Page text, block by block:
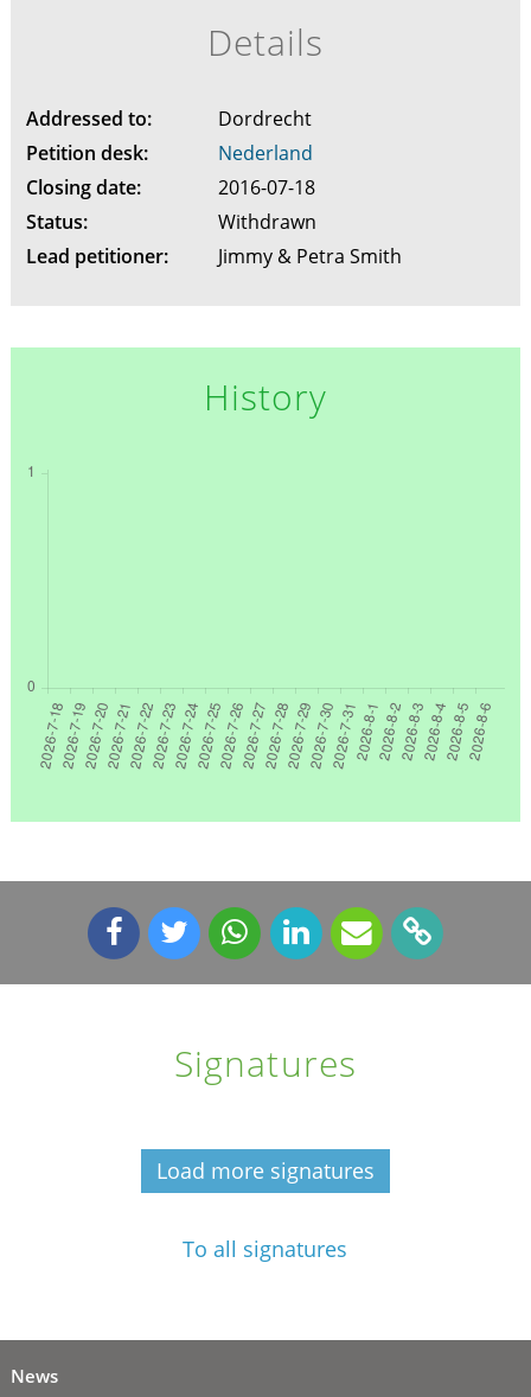
Details
Addressed to:
Dordrecht
Petition desk:
Nederland
Closing date:
2016-07-18
Status:
Withdrawn
Lead petitioner:
Jimmy & Petra Smith
History
Signatures
Load more signatures
To all signatures
News